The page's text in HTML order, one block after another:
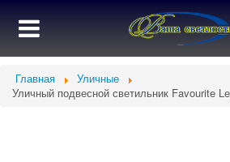
Главная
Уличные
Уличный подвесной светильник Favourite